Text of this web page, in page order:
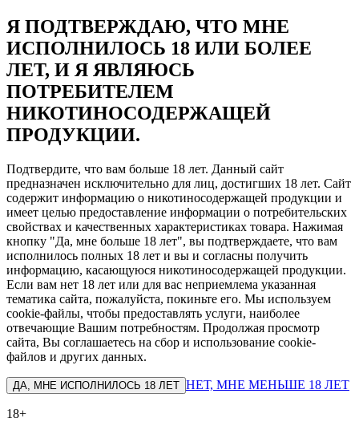
Я ПОДТВЕРЖДАЮ, ЧТО МНЕ
ИСПОЛНИЛОСЬ 18 ИЛИ БОЛЕЕ
ЛЕТ, И Я ЯВЛЯЮСЬ
ПОТРЕБИТЕЛЕМ
НИКОТИНОСОДЕРЖАЩЕЙ
ПРОДУКЦИИ.
Подтвердите, что вам больше 18 лет. Данный сайт
предназначен исключительно для лиц, достигших 18 лет. Сайт
содержит информацию о никотиносодержащей продукции и
имеет целью предоставление информации о потребительских
свойствах и качественных характеристиках товара. Нажимая
кнопку "Да, мне больше 18 лет", вы подтверждаете, что вам
исполнилось полных 18 лет и вы и согласны получить
информацию, касающуюся никотиносодержащей продукции.
Если вам нет 18 лет или для вас неприемлема указанная
тематика сайта, пожалуйста, покиньте его. Мы используем
cookie-файлы, чтобы предоставлять услуги, наиболее
отвечающие Вашим потребностям. Продолжая просмотр
сайта, Вы соглашаетесь на сбор и использование cookie-
файлов и других данных.
ДА, МНЕ ИСПОЛНИЛОСЬ 18 ЛЕТ НЕТ, МНЕ МЕНЬШЕ 18 ЛЕТ
18+